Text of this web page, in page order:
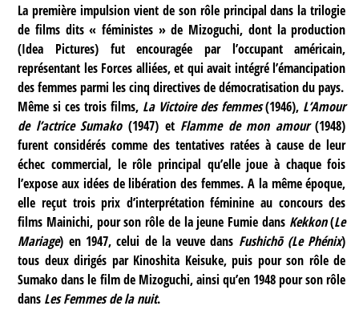
La première impulsion vient de son rôle principal dans la trilogie
de films dits « féministes » de Mizoguchi, dont la production
(Idea Pictures) fut encouragée par l’occupant américain,
représentant les Forces alliées, et qui avait intégré l’émancipation
des femmes parmi les cinq directives de démocratisation du pays.
Même si ces trois films, La Victoire des femmes(1946), L’Amour
de l’actrice Sumako(1947) et Flamme de mon amour(1948)
furent considérés comme des tentatives ratées à cause de leur
échec commercial, le rôle principal qu’elle joue à chaque fois
l’expose aux idées de libération des femmes. A la même époque,
elle reçut trois prix d’interprétation féminine au concours des
films Mainichi, pour son rôle de la jeune Fumie dans Kekkon(Le
Mariage) en 1947, celui de la veuve dans Fushichō (Le Phénix)
tous deux dirigés par Kinoshita Keisuke, puis pour son rôle de
Sumako dans le film de Mizoguchi, ainsi qu’en 1948 pour son rôle
dans Les Femmes de la nuit.